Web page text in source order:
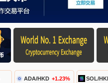
ADA/HKD +1.23% SOL/